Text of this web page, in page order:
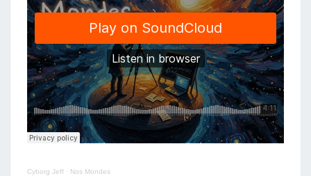
Cyborg Jeff · Nos Mondes